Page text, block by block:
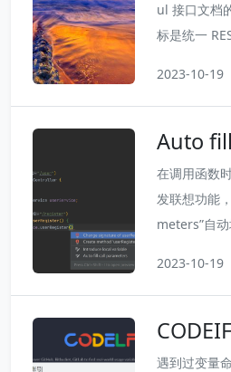
ul 接口文档
标是统一
理解接口的
端开发协同
wagger 通
2023-10-19
Auto
在调用函数
发联想功能
meters”自
2023-10-19
取名插
遇到过变量